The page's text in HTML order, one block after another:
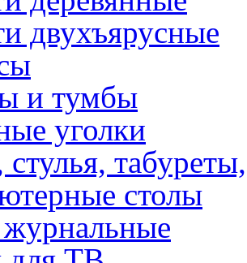
двухъярусные
и тумбы
уголки
столы